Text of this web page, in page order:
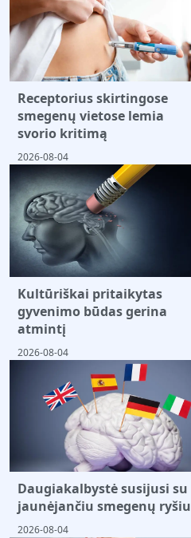
Receptorius skirtingose
smegenų vietose lemia
svorio kritimą
2026-08-04
Kultūriškai pritaikytas
gyvenimo būdas gerina
atmintį
2026-08-04
Daugiakalbystė susijusi su
jaunėjančiu smegenų ryšiu
2026-08-04